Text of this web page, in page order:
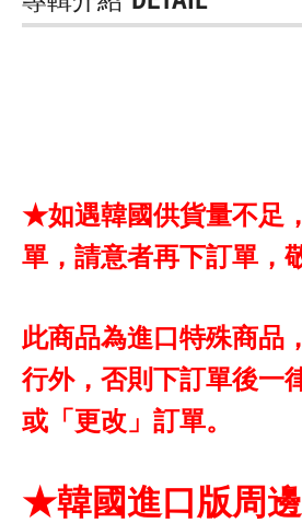
★如遇韓國供貨量不足
單，請意者再下訂單，
此商品為進口特殊商品
行外，否則下訂單後一
或「更改」訂單。
★韓國進口版周